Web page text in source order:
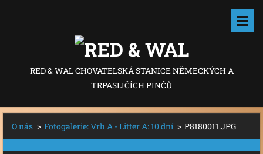
RED & WAL CHOVATELSKÁ STANICE NĚMECKÝCH A
TRPASLIČÍCH PINČŮ
O nás > Fotogalerie: Vrh A - Litter A: 10 dní > P8180011.JPG